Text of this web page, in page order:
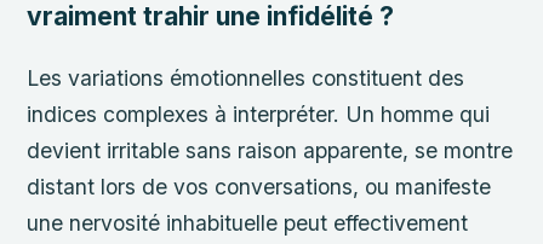
vraiment trahir une infidélité ?
Les variations émotionnelles constituent des
indices complexes à interpréter. Un homme qui
devient irritable sans raison apparente, se montre
distant lors de vos conversations, ou manifeste
une nervosité inhabituelle peut effectivement